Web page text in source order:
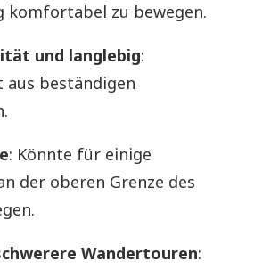
komfortabel zu bewegen.
und langlebig:
aus beständigen
: Könnte für einige
der oberen Grenze des
Wandertouren: